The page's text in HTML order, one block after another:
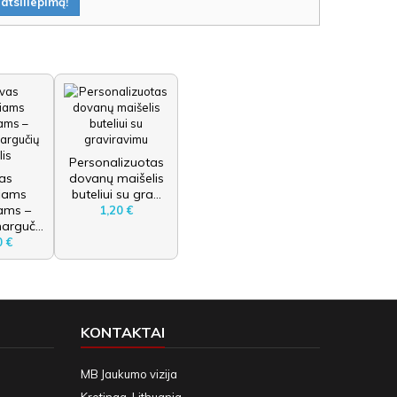
–
€
Personalizuotas
dovanų maišelis
buteliui su gra...
1,20 €
KONTAKTAI
MB Jaukumo vizija